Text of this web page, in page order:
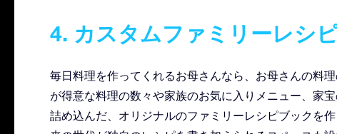
4. カスタムファミリーレシ
毎日料理を作ってくれるお母さんなら、お母さんの料
が得意な料理の数々や家族のお気に入りメニュー、家
詰め込んだ、オリジナルのファミリーレシピブックを